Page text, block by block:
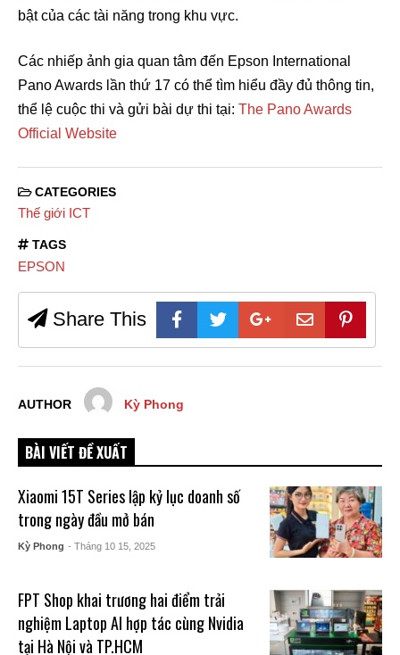
bật của các tài năng trong khu vực.
Các nhiếp ảnh gia quan tâm đến Epson International
Pano Awards lần thứ 17 có thể tìm hiểu đầy đủ thông tin,
thể lệ cuộc thi và gửi bài dự thi tại: The Pano Awards
Official Website
CATEGORIES
Thế giới ICT
TAGS
EPSON
Share This
AUTHOR Kỳ Phong
BÀI VIẾT ĐỀ XUẤT
Xiaomi 15T Series lập kỷ lục doanh số
trong ngày đầu mở bán
Kỳ Phong - Tháng 10 15, 2025
FPT Shop khai trương hai điểm trải
nghiệm Laptop AI hợp tác cùng Nvidia
tại Hà Nội và TP.HCM